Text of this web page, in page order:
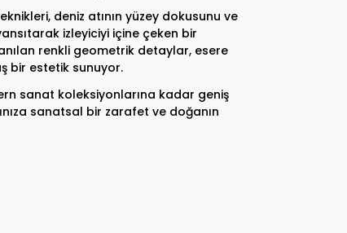
deniz atının yüzey dokusunu ve
izleyiciyi içine çeken bir
renkli geometrik detaylar, esere
bir estetik sunuyor.
sanat koleksiyonlarına kadar geniş
sanatsal bir zarafet ve doğanın